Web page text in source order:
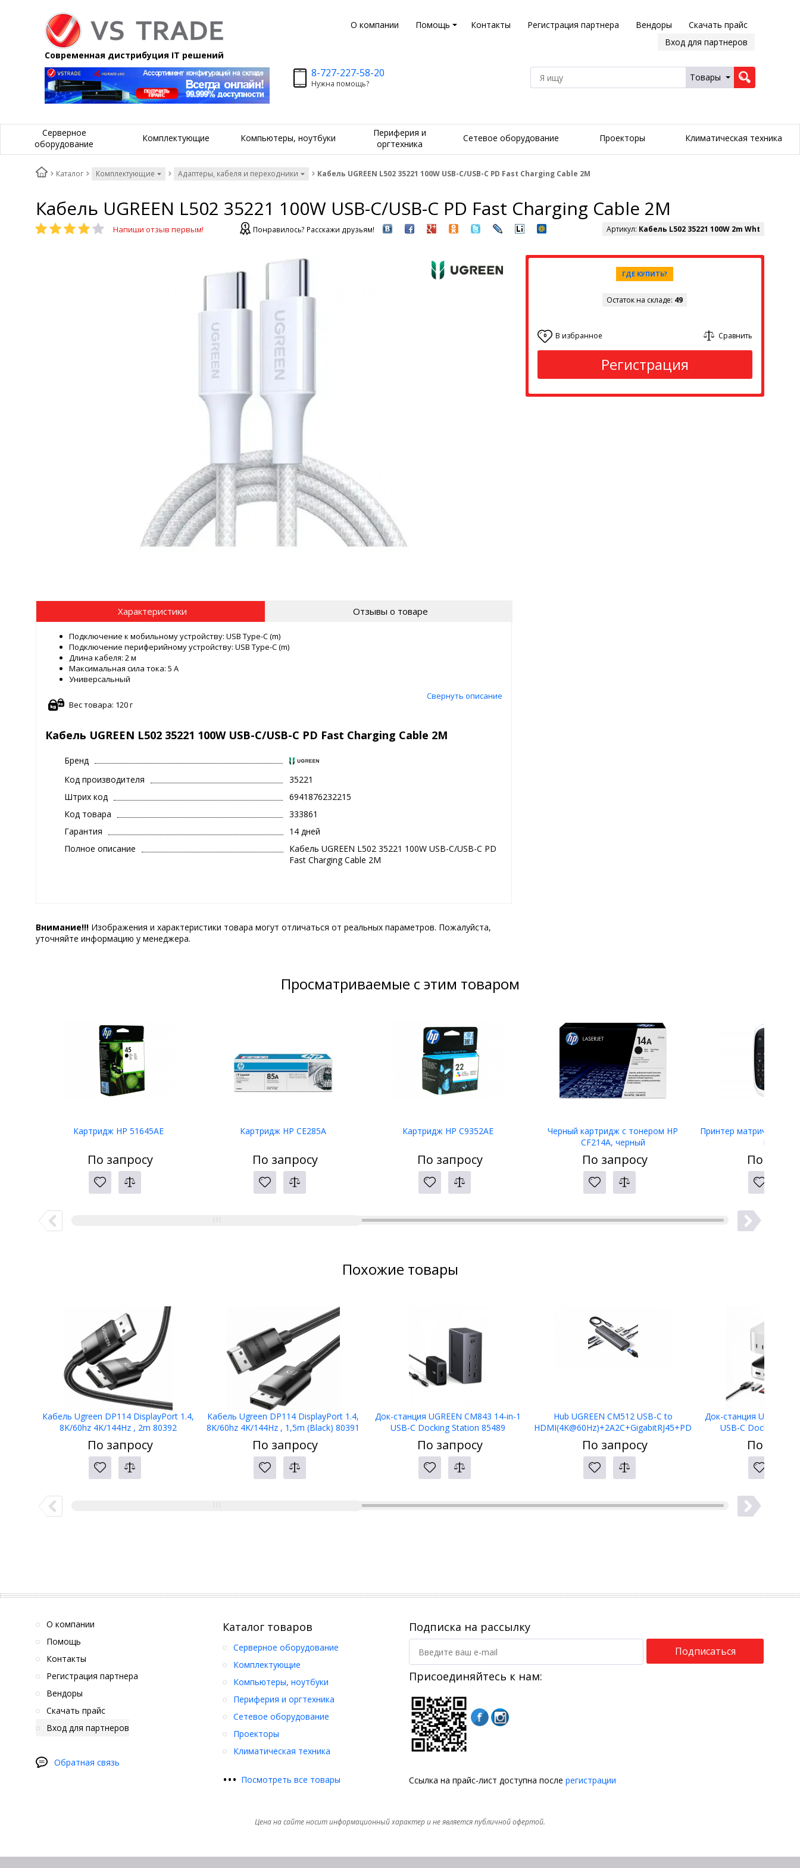
О компании Помощь Контакты Регистрация партнера Вендоры
Скачать прайс
Вход для партнеров
Современная дистрибуция IT решений
8-727-227-58-20
Нужна помощь?
Товары
Серверное
оборудование
Комплектующие Компьютеры, ноутбуки
Периферия и
оргтехника
Сетевое оборудование Проекторы Климатическая техника
Каталог Комплектующие Адаптеры, кабеля и переходники Кабель UGREEN L502 35221 100W USB-C/USB-C PD Fast Charging Cable 2M
Кабель UGREEN L502 35221 100W USB-C/USB-C PD Fast Charging Cable 2M
Напиши отзыв первым! Понравилось? Расскажи друзьям! Артикул: Кабель L502 35221 100W 2m Wht
ГДЕ КУПИТЬ?
Остаток на складе: 49
0 В избранное Сравнить
Регистрация
Характеристики Отзывы о товаре
Подключение к мобильному устройству: USB Type-C (m)
Подключение периферийному устройству: USB Type-C (m)
Длина кабеля: 2 м
Максимальная сила тока: 5 A
Универсальный
Свернуть описание
Вес товара: 120 г
Кабель UGREEN L502 35221 100W USB-C/USB-C PD Fast Charging Cable 2M
Бренд
Код производителя
35221
Штрих код
6941876232215
Код товара
333861
Гарантия
14 дней
Полное описание
Кабель UGREEN L502 35221 100W USB-C/USB-C PD
Fast Charging Cable 2M
Внимание!!! Изображения и характеристики товара могут отличаться от реальных параметров. Пожалуйста,
уточняйте информацию у менеджера.
Просматриваемые с этим товаром
Картридж HP 51645AE
По запросу
Картридж HP CE285A
По запросу
Картридж HP C9352AE
По запросу
Черный картридж с тонером HP
CF214A, черный
По запросу
Принтер матричный
LW-400
По
Похожие товары
Кабель Ugreen DP114 DisplayPort 1.4,
8K/60hz 4K/144Hz , 2m 80392
По запросу
Кабель Ugreen DP114 DisplayPort 1.4,
8K/60hz 4K/144Hz , 1,5m (Black) 80391
По запросу
Док-станция UGREEN CM843 14-in-1
USB-C Docking Station 85489
По запросу
Hub UGREEN CM512 USB-C to
HDMI(4K@60Hz)+2A2C+GigabitRJ45+PD
(100W) 45000
По запросу
Док-станция UGREEN
USB-C Docking
По
О компании
Помощь
Контакты
Регистрация партнера
Вендоры
Скачать прайс
Вход для партнеров
Обратная связь
Каталог товаров
Серверное оборудование
Комплектующие
Компьютеры, ноутбуки
Периферия и оргтехника
Сетевое оборудование
Проекторы
Климатическая техника
••• Посмотреть все товары
Подписка на рассылку
Подписаться
Присоединяйтесь к нам:
Ссылка на прайс-лист доступна после регистрации
Цена на сайте носит информационный характер и не является публичной офертой.